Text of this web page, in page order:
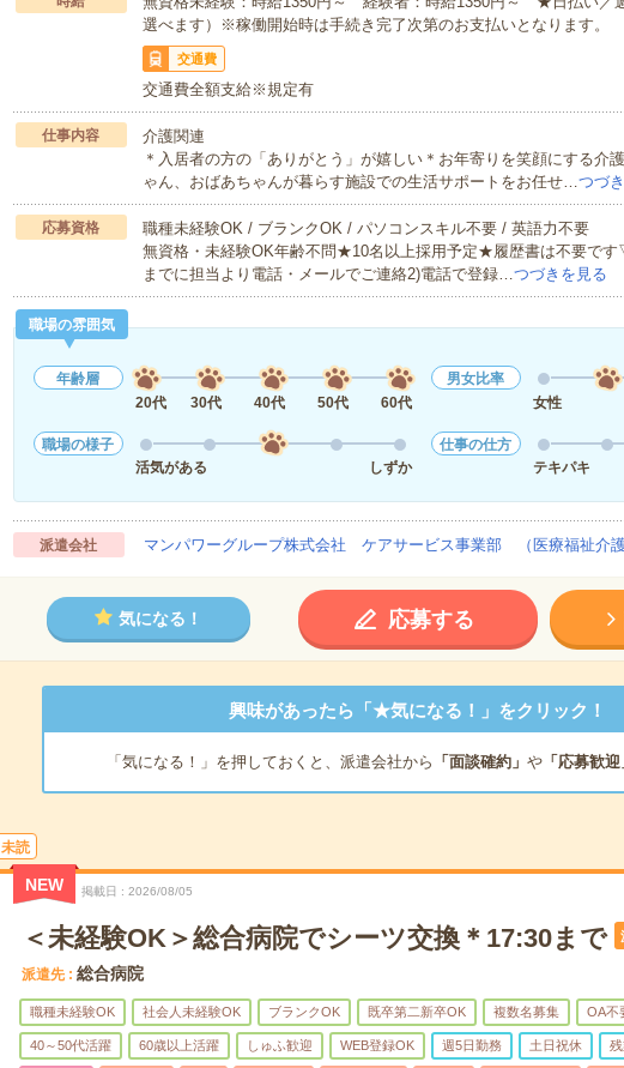
選べます）※稼働開始時は手続き完了次第のお支払いとなります。
交通費
交通費全額支給※規定有
仕事内容
介護関連
＊入居者の方の「ありがとう」が嬉しい＊お年寄りを笑顔にする介
ゃん、おばあちゃんが暮らす施設での生活サポートをお任せ…つづ
応募資格
職種未経験OK / ブランクOK / パソコンスキル不要 / 英語力不要
無資格・未経験OK年齢不問★10名以上採用予定★履歴書は不要です
までに担当より電話・メールでご連絡2)電話で登録…つづきを見る
職場の雰囲気
年齢層
20代
30代 40代 50代 60代
男女比率
女性
職場の様子
活気がある
しずか
仕事の仕方
テキパキ
派遣会社 マンパワーグループ株式会社 ケアサービス事業部 （医療福祉介護
気になる！ 応募する
興味があったら「★気になる！」をクリック！
「気になる！」を押しておくと、派遣会社から 「面談確約」 や「応募歓迎
未読
NEW 掲載日 2026/08/05
＜未経験OK＞総合病院でシーツ交換＊17:30まで
派遣先 総合病院
職種未経験OK 社会人未経験OK ブランクOK 既卒第二新卒OK 複数名募集 OA不
40～50代活躍 60歳以上活躍 しゅふ歓迎 WEB登録OK 週5日勤務 土日祝休